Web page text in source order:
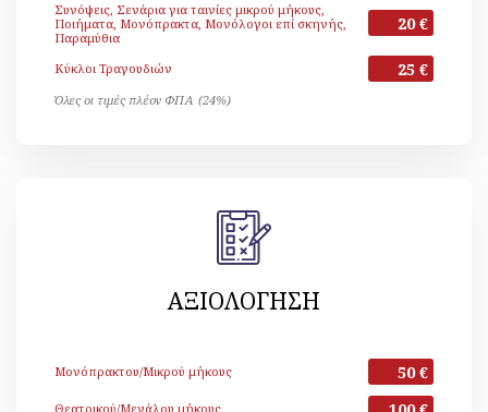
Συνόψεις, Σενάρια για ταινίες μικρού μήκους,
Ποιήματα, Μονόπρακτα, Μονόλογοι επί σκηνής,
Παραμύθια
20 €
Κύκλοι Τραγουδιών 25 €
Όλες οι τιμές πλέον ΦΠΑ (24%)
ΑΞΙΟΛΟΓΗΣΗ
Μονόπρακτου/Μικρού μήκους 50 €
Θεατρικού/Μεγάλου μήκους